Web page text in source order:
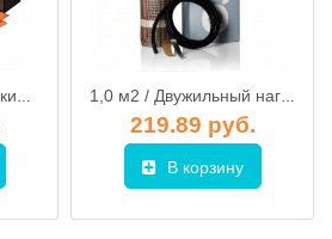
1700 Вт / Электрический нагревательный кабель FENIX ECOFLOOR 23 ADSV 181700 1,0 м2 / Двужильный нагревательный мат Ensto ThinMat 160 Вт EFHTM160.1 (Финляндия)
219.89 руб.
В корзину